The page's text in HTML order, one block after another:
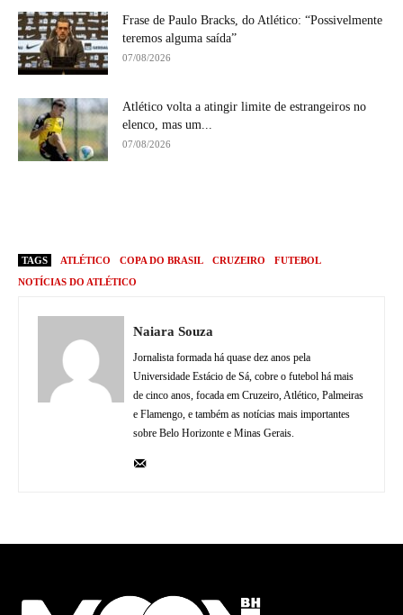
Frase de Paulo Bracks, do Atlético: “Possivelmente
teremos alguma saída”
07/08/2026
Atlético volta a atingir limite de estrangeiros no
elenco, mas um...
07/08/2026
TAGS ATLÉTICO COPA DO BRASIL CRUZEIRO
FUTEBOL
NOTÍCIAS DO ATLÉTICO
Naiara Souza
Jornalista formada há quase dez anos pela
Universidade Estácio de Sá, cobre o futebol há mais
de cinco anos, focada em Cruzeiro, Atlético, Palmeiras
e Flamengo, e também as notícias mais importantes
sobre Belo Horizonte e Minas Gerais.